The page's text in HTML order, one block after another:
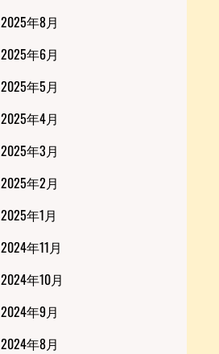
2025年8月
2025年6月
2025年5月
2025年4月
2025年3月
2025年2月
2025年1月
2024年11月
2024年10月
2024年9月
2024年8月